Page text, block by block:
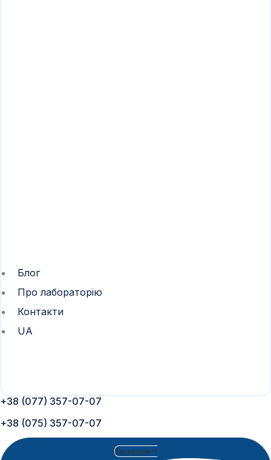
Блог
Про лабораторію
Контакти
UA
+38 (077) 357-07-07
+38 (075) 357-07-07
Facebook-f